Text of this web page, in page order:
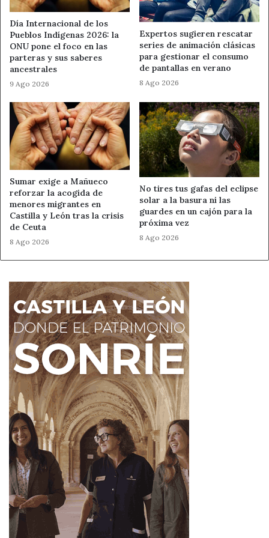
compraventa
La investigación permitió identificar a un segundo
individuo. Su papel, según la Policía Nacional, consistía en
dar salida a los objetos robados en establecimientos de
Gracias a la rápida actuación policial, parte de los efectos
sustraídos han sidolocalizados, recuperados y
devueltos a sus legítimos propietarios.
La Policía Nacional mantiene la advertencia ante el
repunte de este tipo de delitos en distintos puntos del
país. El método del falso revisor sigue siendo una de las
modalidades más utilizadas para acceder a viviendas de
personas mayores.
Consejos para evitar estafas del
falso revisor
La Policía Nacional recuerda varias pautas básicas para
prevenir este tipo de engaños. En primer lugar, no se
debe permitir el acceso a ninguna persona que no haya
sido solicitada previamente por el titular de la vivienda o
por la comunidad de vecinos.
También conviene exigir siempre una acreditación
oficial. Ante cualquier duda, la recomendación es llamar
directamente a la compañía mediante un número
conocido, nunca al teléfono facilitado por el supuesto
técnico.
Si el operario entra en la vivienda, no debe quedar solo
en ninguna estancia. Tampoco se deben facilitar datos
Día Internacional de los
Pueblos Indígenas 2026: la
ONU pone el foco en las
parteras y sus saberes
ancestrales
9 Ago 2026
Expertos sugieren rescatar
series de animación clásicas
para gestionar el consumo
de pantallas en verano
8 Ago 2026
Sumar exige a Mañueco
reforzar la acogida de
menores migrantes en
Castilla y León tras la crisis
de Ceuta
8 Ago 2026
No tires tus gafas del eclipse
solar a la basura ni las
guardes en un cajón para la
próxima vez
8 Ago 2026